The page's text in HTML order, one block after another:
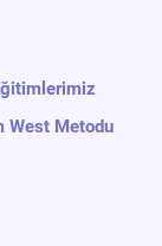
West Metodu